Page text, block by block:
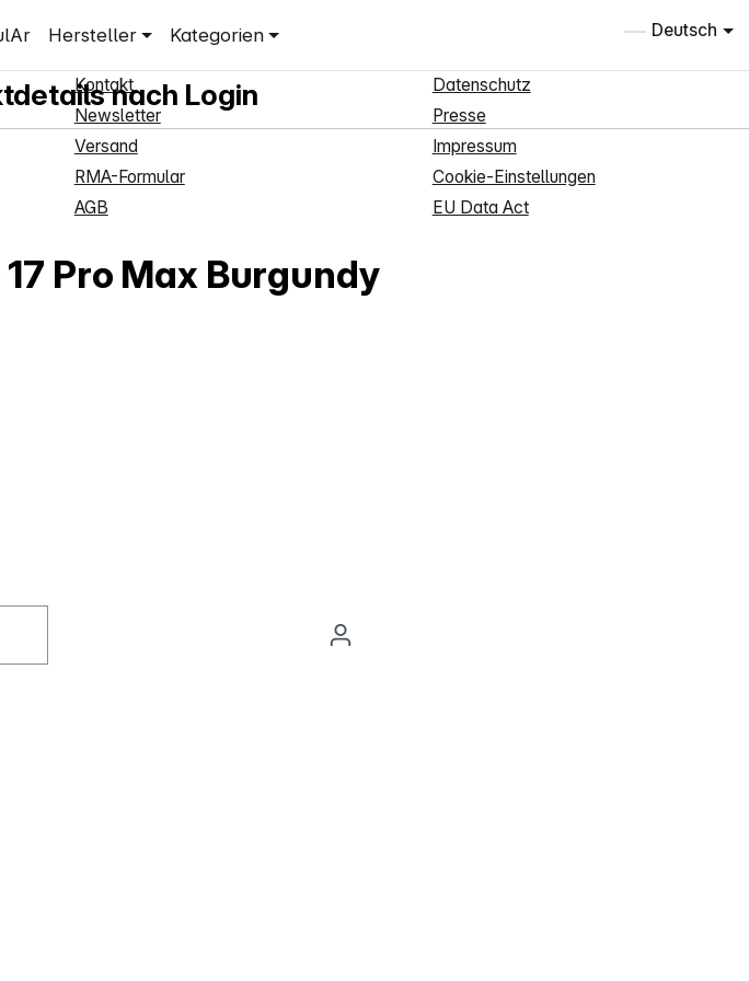
Deutsch
Hersteller Kategorien
nach Login
Pro Max Burgundy
Kontakt
Newsletter
Versand
RMA-Formular
AGB
Datenschutz
Presse
Impressum
Cookie-Einstellungen
EU Data Act